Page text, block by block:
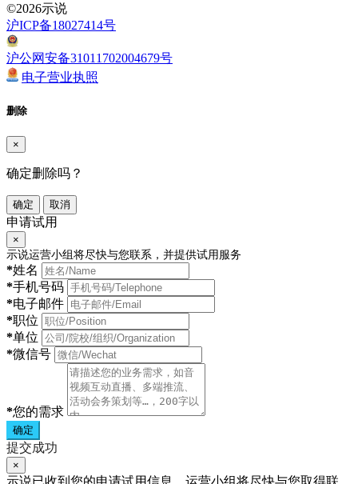
©2026示说
沪ICP备18027414号
沪公网安备31011702004679号
电子营业执照
删除
×
确定删除吗？
确定 取消
申请试用
×
示说运营小组将尽快与您联系，并提供试用服务
*姓名
*手机号码
*电子邮件
*职位
*单位
*微信号
*您的需求
确定
提交成功
×